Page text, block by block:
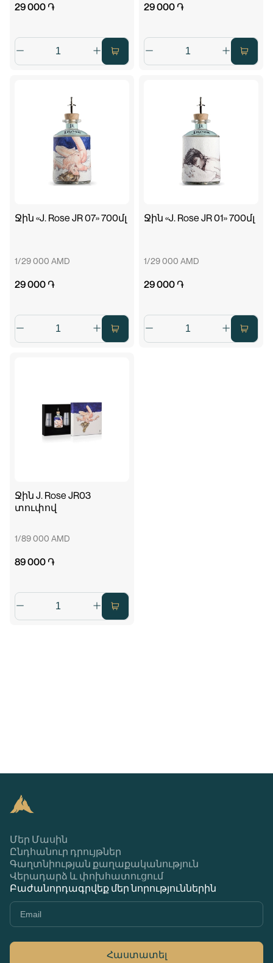
29 000 ֏ 29 000 ֏
Ջին «J. Rose JR 07» 700մլ
1/29 000 AMD
29 000 ֏
Ջին «J. Rose JR 01» 700մլ
1/29 000 AMD
29 000 ֏
Ջին J. Rose JR03
տուփով
1/89 000 AMD
89 000 ֏
Մեր Մասին
Ընդհանուր դրույթներ
Գաղտնիության քաղաքականություն
Վերադարձ և փոխհատուցում
Բաժանորդագրվեք մեր նորություններին
Հաստատել